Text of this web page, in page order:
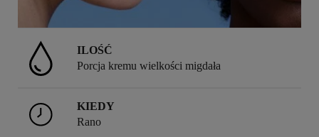
ILOŚĆ
Porcja kremu wielkości migdała
KIEDY
Rano